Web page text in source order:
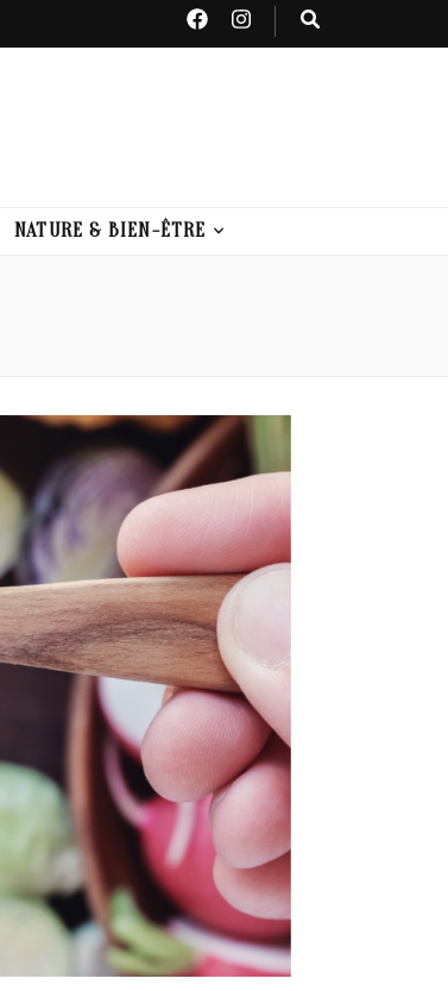
NATURE & BIEN-ÊTRE